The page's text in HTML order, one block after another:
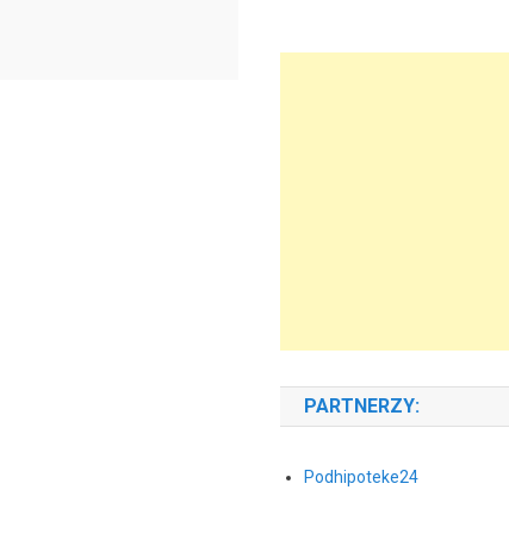
PARTNERZY:
Podhipoteke24